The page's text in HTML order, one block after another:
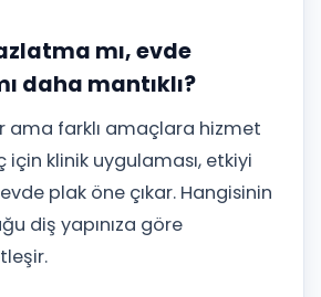
mı, evde
daha mantıklı?
ama farklı amaçlara hizmet
için klinik uygulaması, etkiyi
plak öne çıkar. Hangisinin
diş yapınıza göre